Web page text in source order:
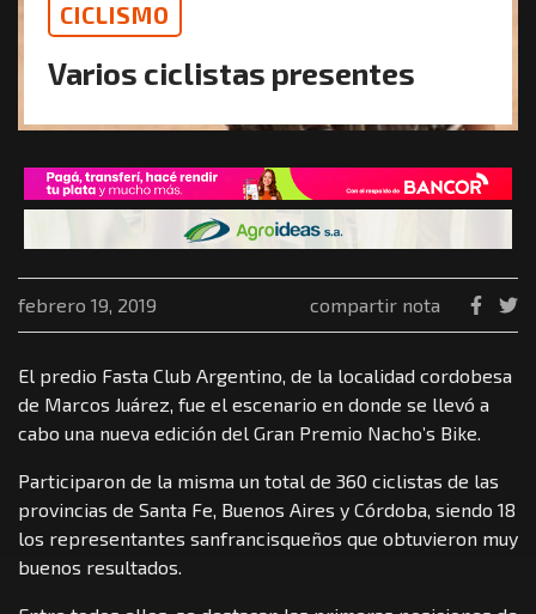
CICLISMO
Varios ciclistas presentes
febrero 19, 2019 compartir nota
El predio Fasta Club Argentino, de la localidad cordobesa
de Marcos Juárez, fue el escenario en donde se llevó a
cabo una nueva edición del Gran Premio Nacho’s Bike.
Participaron de la misma un total de 360 ciclistas de las
provincias de Santa Fe, Buenos Aires y Córdoba, siendo 18
los representantes sanfrancisqueños que obtuvieron muy
buenos resultados.